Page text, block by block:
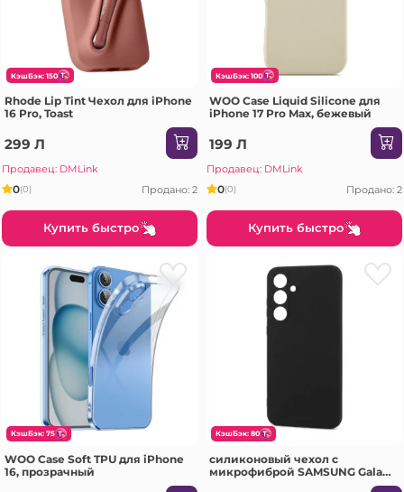
КэшБэк: 150
Rhode Lip Tint Чехол для iPhone
16 Pro, Toast
299 Л
Продавец: DMLink
0(0) Продано: 2
Купить быстро
КэшБэк: 100
WOO Case Liquid Silicone для
iPhone 17 Pro Max, бежевый
199 Л
Продавец: DMLink
0(0) Продано: 2
Купить быстро
КэшБэк: 75
WOO Case Soft TPU для iPhone
16, прозрачный
КэшБэк: 80
силиконовый чехол с
микрофиброй SAMSUNG Galaxy
A56 песочно-розовый Чехол